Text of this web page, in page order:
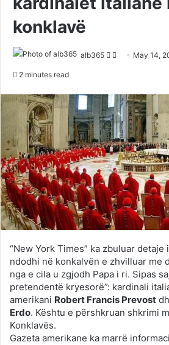
konklavë
alb365
Follow
Send May 14,
2 minutes read
“New York Times” ka zbuluar
ndodhi në konkalvën e zhvilluar me
nga e cila u zgjodh Papa i ri. Sipas
pretendentë kryesorë”: kardinali
amerikani Robert Francis Prevost
Erdo. Kështu e përshkruan shkrimi
Konklavës.
Gazeta amerikane ka marrë